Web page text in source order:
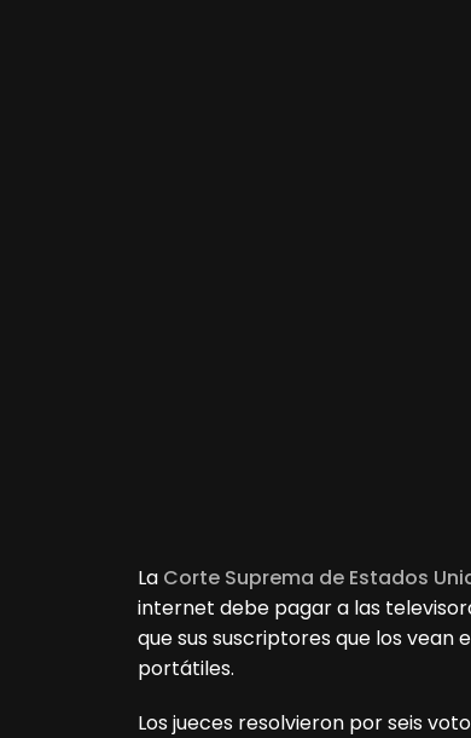
La Corte Suprema de Estados
internet debe pagar a las
que sus suscriptores que los
portátiles.
Los jueces resolvieron por seis